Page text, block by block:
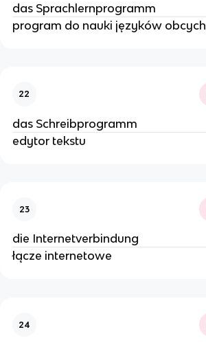
das Sprachlernprogramm
program do nauki języków obcych
22
das Schreibprogramm
edytor tekstu
23
die Internetverbindung
łącze internetowe
24